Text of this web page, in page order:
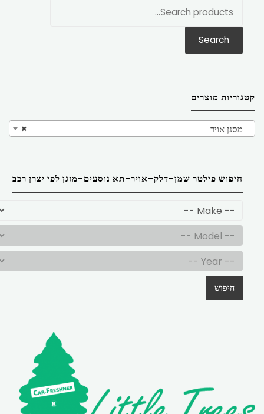
Search
קטגוריות מוצרים
× מסנן אויר
חיפוש פילטר שמן-דלק-אויר-תא נוסעים-מזגן לפי יצרן רכב
חיפוש